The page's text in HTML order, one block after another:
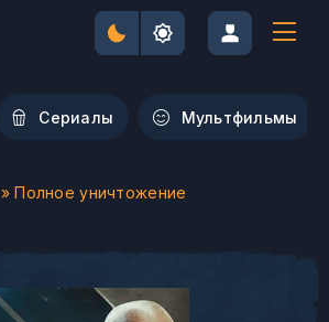
Сериалы Мультфильмы
» Полное уничтожение